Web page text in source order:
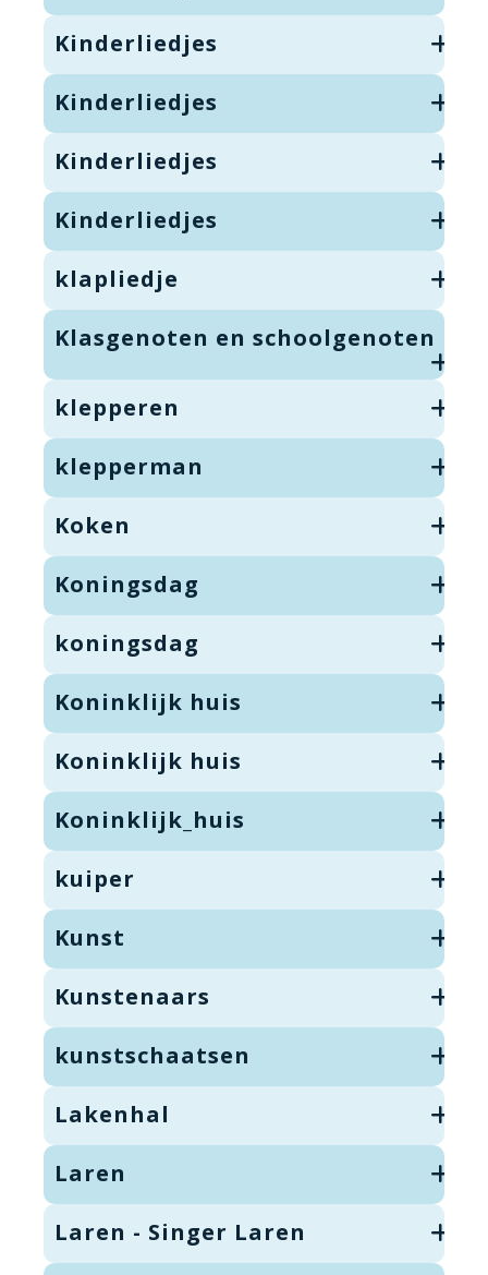
Kinderliedjes
Kinderliedjes
Kinderliedjes
Kinderliedjes
klapliedje
Klasgenoten en schoolgenoten
klepperen
klepperman
Koken
Koningsdag
koningsdag
Koninklijk huis
Koninklijk huis
Koninklijk_huis
kuiper
Kunst
Kunstenaars
kunstschaatsen
Lakenhal
Laren
Laren - Singer Laren